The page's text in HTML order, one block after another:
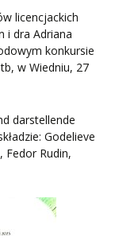
licencjackich
i dra Adriana
konkursie
w Wiedniu, 27
darstellende
Godelieve
Fedor Rudin,